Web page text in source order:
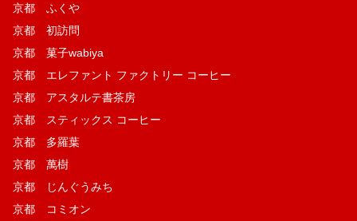
京都 ふくや
京都 初訪問
京都 菓子wabiya
京都 エレファント ファクトリー コーヒー
京都 アスタルテ書茶房
京都 スティックス コーヒー
京都 多羅葉
京都 萬樹
京都 じんぐうみち
京都 コミオン